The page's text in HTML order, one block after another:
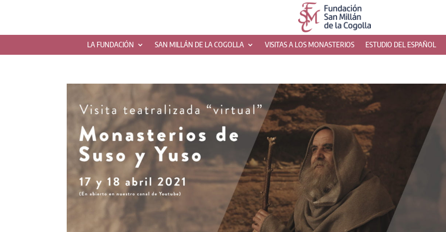
LA FUNDACIÓN SAN MILLÁN DE LA COGOLLA VISITAS A LOS MONASTERIOS ESTUDIO DEL ESPAÑOL